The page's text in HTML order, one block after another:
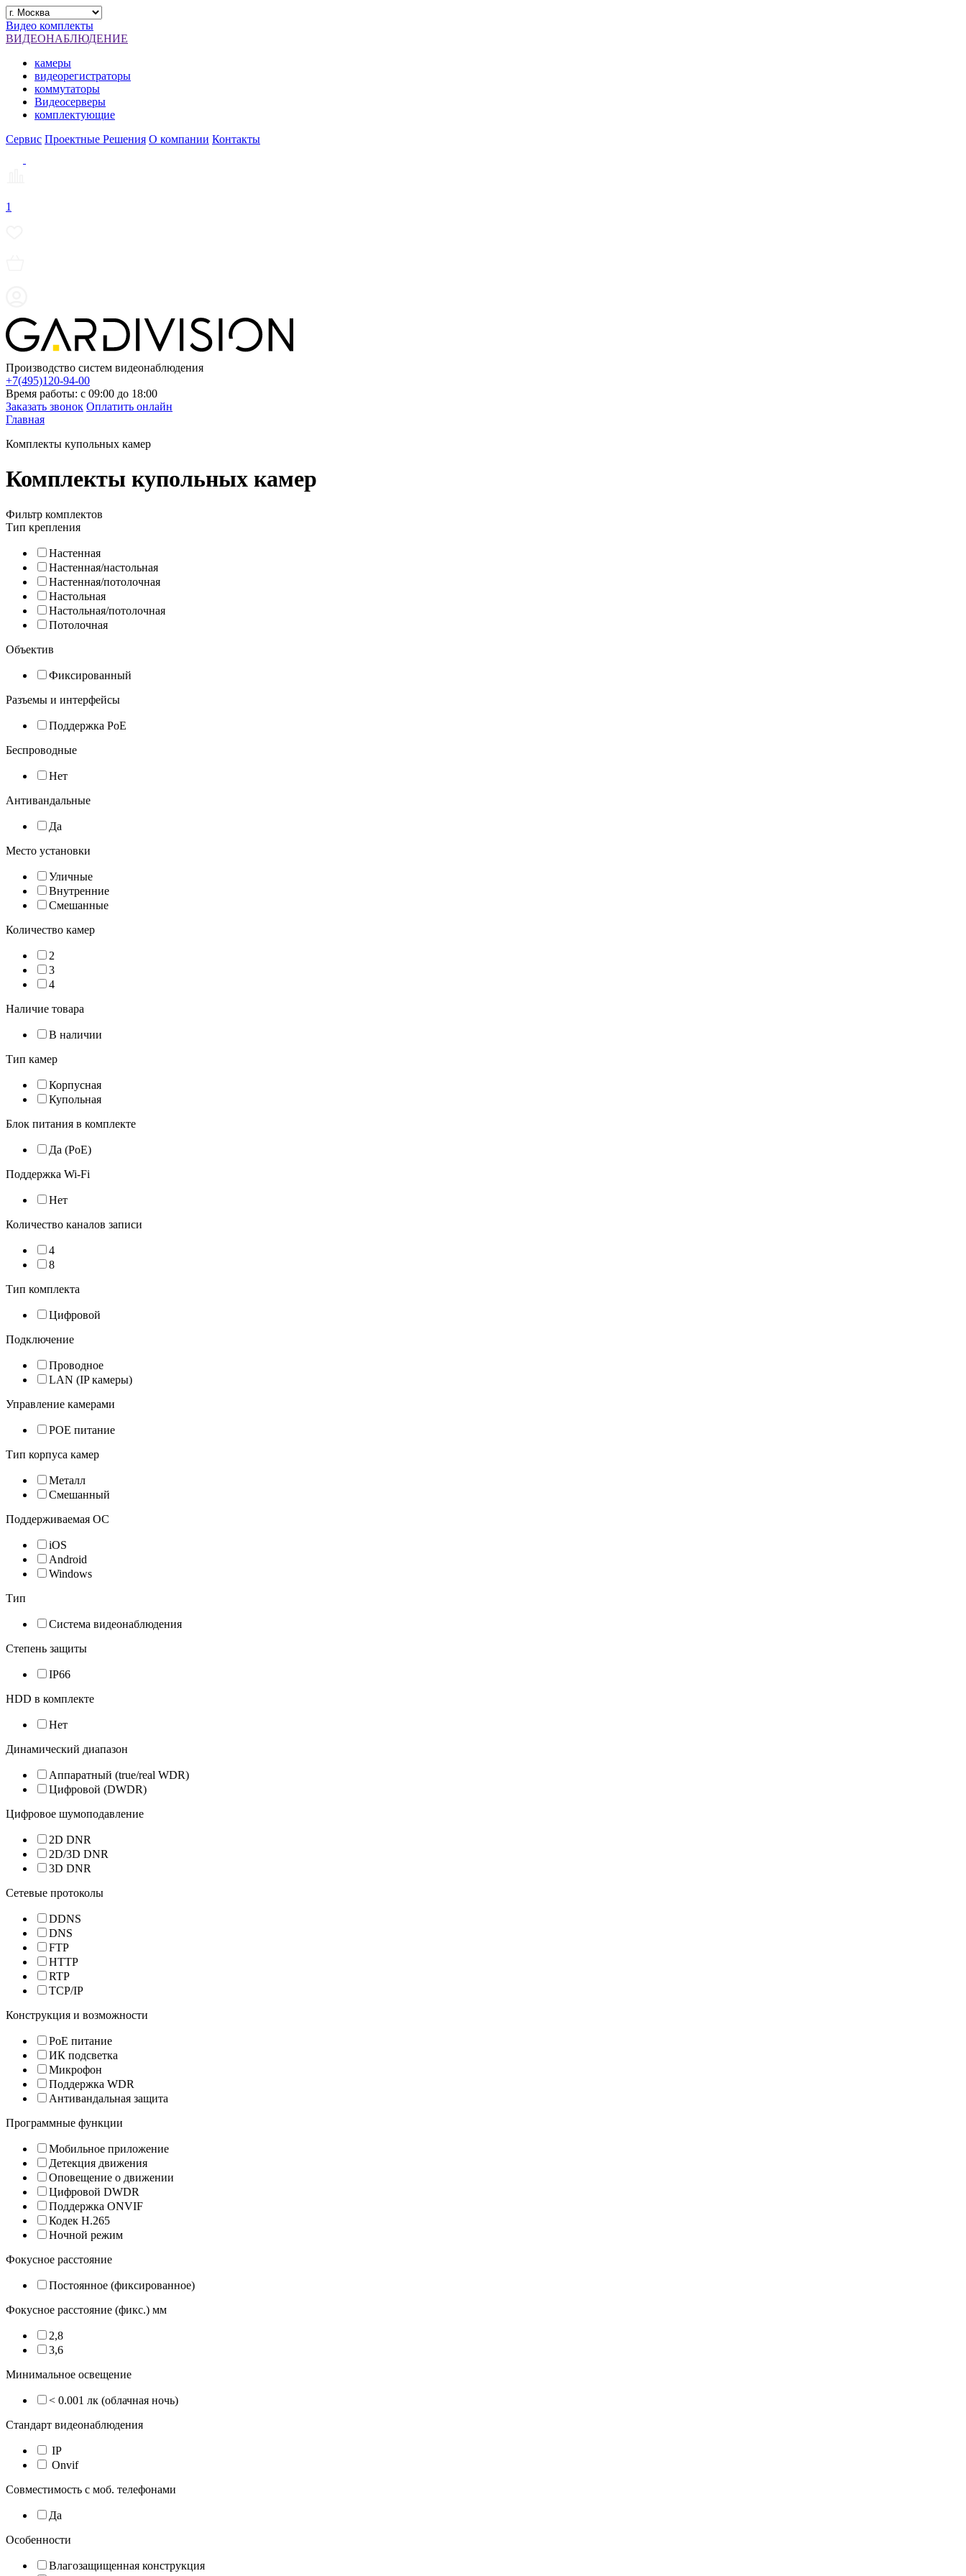
Видео комплекты
ВИДЕОНАБЛЮДЕНИЕ
камеры
видеорегистраторы
коммутаторы
Видеосерверы
комплектующие
Сервис Проектные Решения О компании Контакты
1
Производство систем видеонаблюдения
+7(495)120-94-00
Время работы: с 09:00 до 18:00
Заказать звонок Оплатить онлайн
Главная
Комплекты купольных камер
Комплекты купольных камер
Фильтр комплектов
Тип крепления
Настенная
Настенная/настольная
Настенная/потолочная
Настольная
Настольная/потолочная
Потолочная
Объектив
Фиксированный
Разъемы и интерфейсы
Поддержка PoE
Беспроводные
Нет
Антивандальные
Да
Место установки
Уличные
Внутренние
Смешанные
Количество камер
2
3
4
Наличие товара
В наличии
Тип камер
Корпусная
Купольная
Блок питания в комплекте
Да (PoE)
Поддержка Wi-Fi
Нет
Количество каналов записи
4
8
Тип комплекта
Цифровой
Подключение
Проводное
LAN (IP камеры)
Управление камерами
POE питание
Тип корпуса камер
Металл
Смешанный
Поддерживаемая ОС
iOS
Android
Windows
Тип
Система видеонаблюдения
Степень защиты
IP66
HDD в комплекте
Нет
Динамический диапазон
Аппаратный (true/real WDR)
Цифровой (DWDR)
Цифровое шумоподавление
2D DNR
2D/3D DNR
3D DNR
Сетевые протоколы
DDNS
DNS
FTP
HTTP
RTP
TCP/IP
Конструкция и возможности
PoE питание
ИК подсветка
Микрофон
Поддержка WDR
Антивандальная защита
Программные функции
Мобильное приложение
Детекция движения
Оповещение о движении
Цифровой DWDR
Поддержка ONVIF
Кодек H.265
Ночной режим
Фокусное расстояние
Постоянное (фиксированное)
Фокусное расстояние (фикс.) мм
2,8
3,6
Минимальное освещение
< 0.001 лк (облачная ночь)
Стандарт видеонаблюдения
IP
Onvif
Совместимость с моб. телефонами
Да
Особенности
Влагозащищенная конструкция